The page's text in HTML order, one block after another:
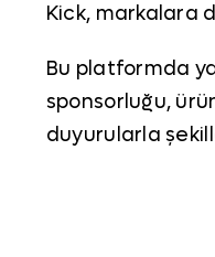
Kick, markalara
Bu platformda
sponsorluğu,
duyurularla